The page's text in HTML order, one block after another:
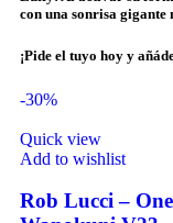
con una sonrisa gigante
¡Pide el tuyo hoy y
-30%
Quick view
Add to wishlist
Rob Lucci –